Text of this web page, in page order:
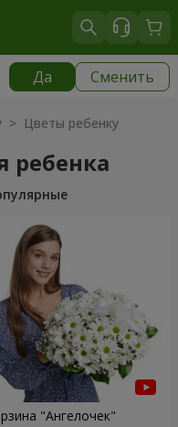
Да Сменить
> Цветы ребенку
ребенка
"Ангелочек"